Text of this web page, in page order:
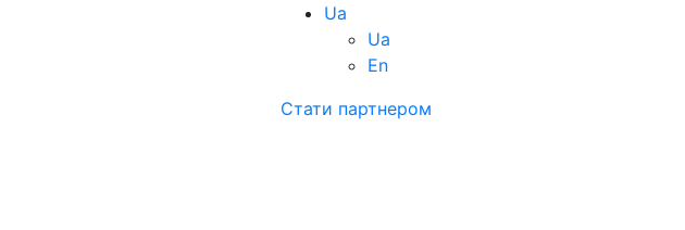
Ua
Ua
En
Стати партнером